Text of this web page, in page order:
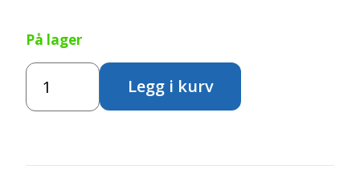
På lager
Marabu
TIE
DYE
Legg i kurv